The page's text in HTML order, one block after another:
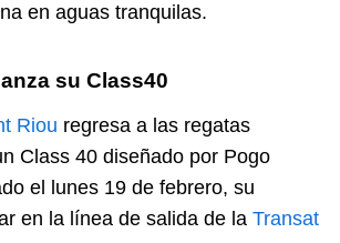
en aguas tranquilas.
lanza su Class40
Riou regresa a las regatas
Class 40 diseñado por Pogo
el lunes 19 de febrero, su
en la línea de salida de la Transat